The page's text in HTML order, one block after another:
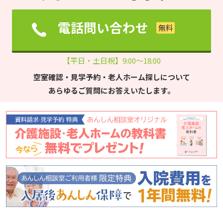
電話問い合わせ
【平日・土日祝】9:00～18:00
空室確認・見学予約・老人ホーム探しについて
あらゆるご質問にお答えいたします。